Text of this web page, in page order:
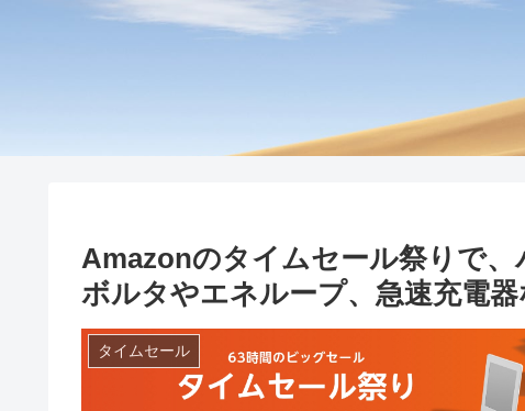
Amazonのタイムセール祭りで
ボルタやエネループ、急速充電器
タイムセール